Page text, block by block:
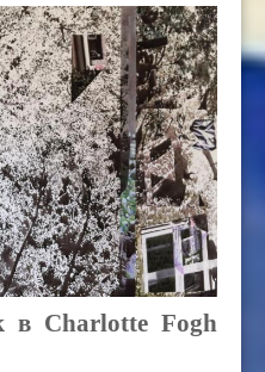
в Charlotte Fogh